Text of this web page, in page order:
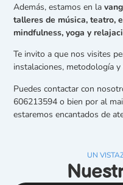
Además, estamos en la
talleres de música, teatro,
mindfulness, yoga y
Te invito a que nos visites
instalaciones, metodología y
Puedes contactar con
606213594 o bien por al
estaremos encantados de
UN